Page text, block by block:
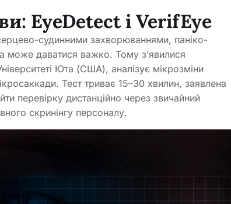
EyeDetectі VerifEye
судинними захворюваннями, паніко-
може даватися важко. Тому з’явилися
Юта (США), аналізує мікрозміни
Тест триває 15–30 хвилин, заявлена
перевірку дистанційно через звичайний
скринінгу персоналу.